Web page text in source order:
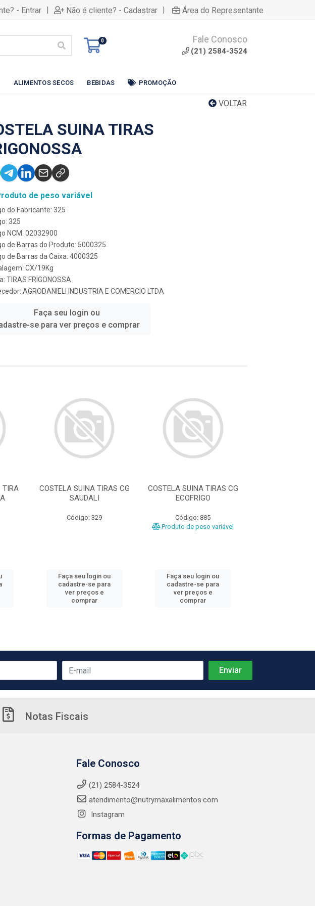
- Entrar | Não é cliente? - Cadastrar | Área do Representante
0 Fale Conosco
(21) 2584-3524
ALIMENTOS SECOS BEBIDAS PROMOÇÃO
VOLTAR
SUINA TIRAS
de peso variável
do Fabricante: 325
325
NCM: 02032900
de Barras do Produto: 5000325
de Barras da Caixa: 4000325
CX/19Kg
TIRAS FRIGONOSSA
AGRODANIELI INDUSTRIA E COMERCIO LTDA
Faça seu login ou
se para ver preços e comprar
TIRA
COSTELA SUINA TIRAS CG
SAUDALI
Código: 329
Faça seu login ou
cadastre-se para
ver preços e
comprar
COSTELA SUINA TIRAS CG
ECOFRIGO
Código: 885
Produto de peso variável
Faça seu login ou
cadastre-se para
ver preços e
comprar
Notas Fiscais
Fale Conosco
(21) 2584-3524
atendimento@nutrymaxalimentos.com
Instagram
Formas de Pagamento